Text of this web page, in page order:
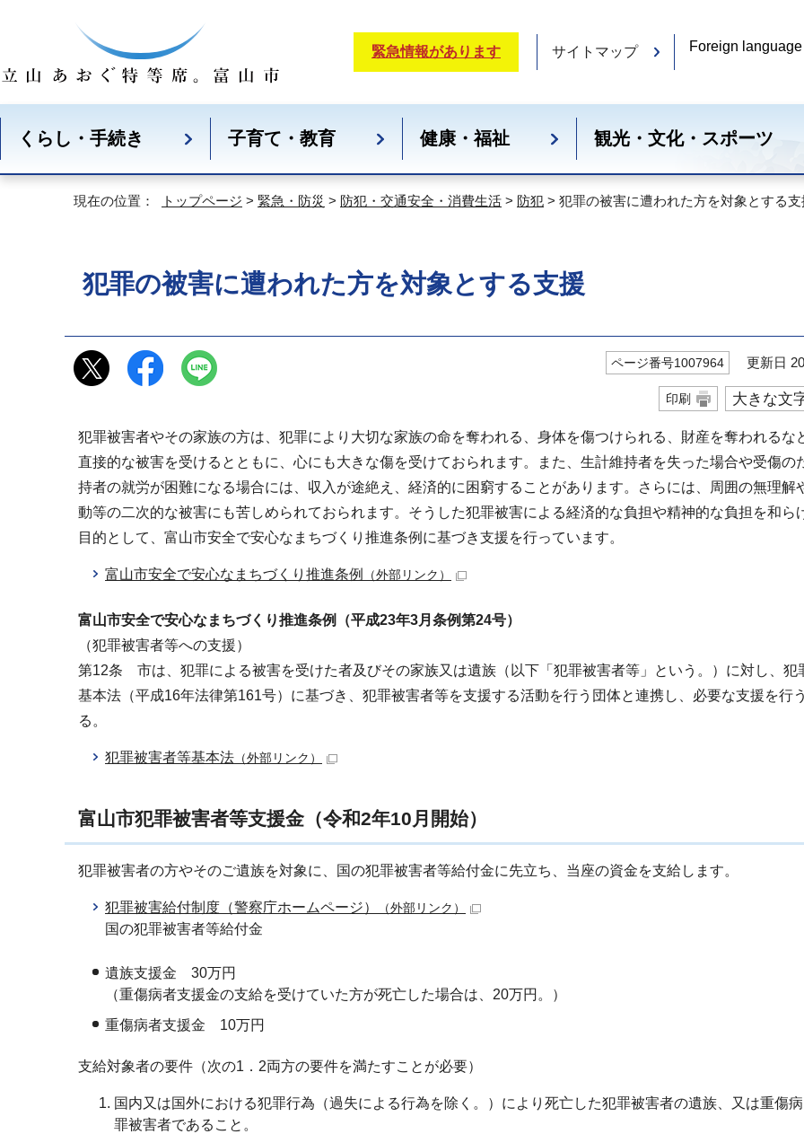
緊急情報があります サイトマップ Foreign language
くらし・手続き 子育て・教育 健康・福祉 観光・文化・スポーツ
現在の位置： トップページ > 緊急・防災 > 防犯・交通安全・消費生活 > 防犯 > 犯罪の被害に遭われた方を対象とする支
犯罪の被害に遭われた方を対象とする支援
ページ番号1007964 更新日
印刷 大きな文
犯罪被害者やその家族の方は、犯罪により大切な家族の命を奪われる、身体を傷つけられる、財産を奪われるな
直接的な被害を受けるとともに、心にも大きな傷を受けておられます。また、生計維持者を失った場合や受傷の
持者の就労が困難になる場合には、収入が途絶え、経済的に困窮することがあります。さらには、周囲の無理解
動等の二次的な被害にも苦しめられておられます。そうした犯罪被害による経済的な負担や精神的な負担を和ら
目的として、富山市安全で安心なまちづくり推進条例に基づき支援を行っています。
富山市安全で安心なまちづくり推進条例 （外部リンク）
富山市安全で安心なまちづくり推進条例（平成23年3月条例第24号）
（犯罪被害者等への支援）
第12条 市は、犯罪による被害を受けた者及びその家族又は遺族（以下「犯罪被害者等」という。）に対し、犯
基本法（平成16年法律第161号）に基づき、犯罪被害者等を支援する活動を行う団体と連携し、必要な支援を行
る。
犯罪被害者等基本法 （外部リンク）
富山市犯罪被害者等支援金（令和2年10月開始）
犯罪被害者の方やそのご遺族を対象に、国の犯罪被害者等給付金に先立ち、当座の資金を支給します。
犯罪被害給付制度（警察庁ホームページ） （外部リンク）
国の犯罪被害者等給付金
遺族支援金 30万円
（重傷病者支援金の支給を受けていた方が死亡した場合は、20万円。）
重傷病者支援金 10万円
支給対象者の要件（次の1．2両方の要件を満たすことが必要）
国内又は国外における犯罪行為（過失による行為を除く。）により死亡した犯罪被害者の遺族、又は重傷
罪被害者であること。